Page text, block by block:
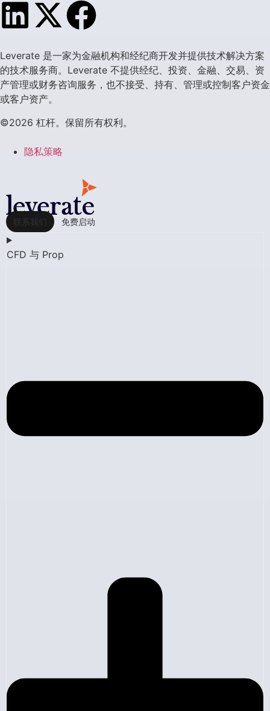
Leverate 是一家为金融机构和经纪商开发并提供技术解决方案
的技术服务商。Leverate 不提供经纪、投资、金融、交易、资
产管理或财务咨询服务，也不接受、持有、管理或控制客户资金
或客户资产。
©2026 杠杆。保留所有权利。
隐私策略
联系我们 免费启动
CFD 与 Prop